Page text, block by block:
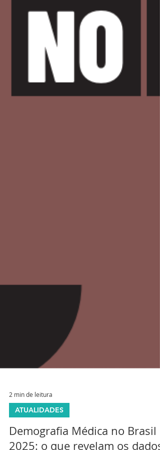
2 min de leitura